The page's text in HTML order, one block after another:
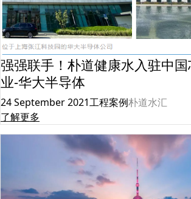
强强联手！朴道健康水入驻中
业-华大半导体
24 September 2021工程案例朴道水汇
了解更多